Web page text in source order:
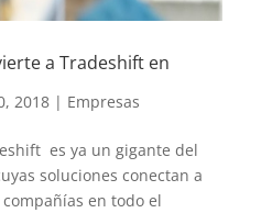
a Tradeshift en
2018| Empresas
es ya un gigante del
soluciones conectan a
en todo el